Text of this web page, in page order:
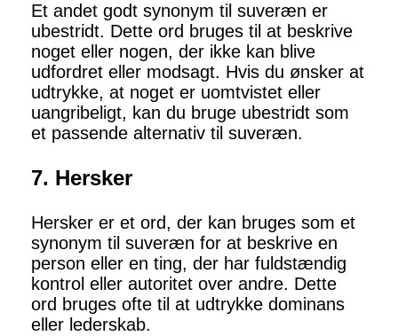
Et andet godt synonym til suveræn er
ubestridt. Dette ord bruges til at beskrive
noget eller nogen, der ikke kan blive
udfordret eller modsagt. Hvis du ønsker at
udtrykke, at noget er uomtvistet eller
uangribeligt, kan du bruge ubestridt som
et passende alternativ til suveræn.
7. Hersker
Hersker er et ord, der kan bruges som et
synonym til suveræn for at beskrive en
person eller en ting, der har fuldstændig
kontrol eller autoritet over andre. Dette
ord bruges ofte til at udtrykke dominans
eller lederskab.